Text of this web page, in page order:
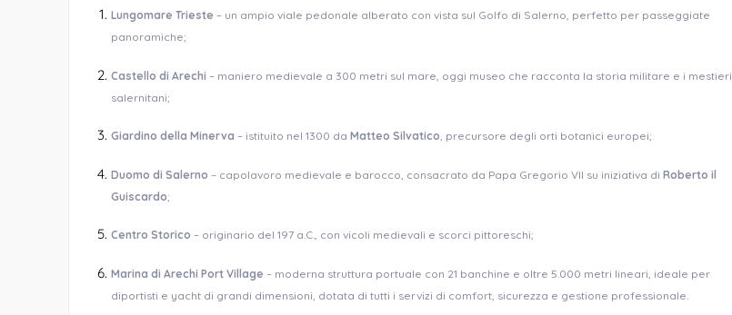
Lungomare Trieste – un ampio viale pedonale alberato con vista sul Golfo di Salerno, perfetto per passeggiate
panoramiche;
Castello di Arechi – maniero medievale a 300 metri sul mare, oggi museo che racconta la storia militare e i mestieri
salernitani;
Giardino della Minerva – istituito nel 1300 da Matteo Silvatico, precursore degli orti botanici europei;
Duomo di Salerno – capolavoro medievale e barocco, consacrato da Papa Gregorio VII su iniziativa di Roberto il
Guiscardo;
Centro Storico – originario del 197 a.C., con vicoli medievali e scorci pittoreschi;
Marina di Arechi Port Village – moderna struttura portuale con 21 banchine e oltre 5.000 metri lineari, ideale per
diportisti e yacht di grandi dimensioni, dotata di tutti i servizi di comfort, sicurezza e gestione professionale.